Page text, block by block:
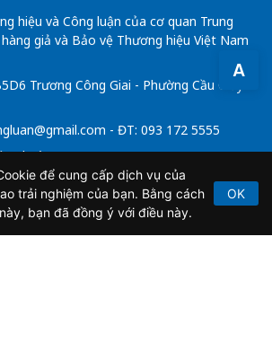
A
hiệu và Công luận của cơ quan Trung
giả và Bảo vệ Thương hiệu Việt Nam
Trương Công Giai - Phường Cầu Giấy -
- ĐT: 093 172 5555
Thuận
báo chí điện tử số 64/GP-BTTTT do Bộ
cấp ngày 21/2/2020.
để cung cấp dịch vụ của
trải nghiệm của bạn. Bằng cách
bạn đã đồng ý với điều này.
OK